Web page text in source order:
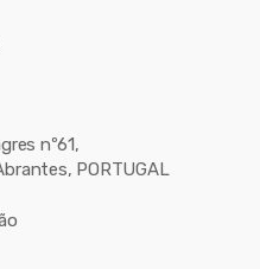
nº61,
PORTUGAL